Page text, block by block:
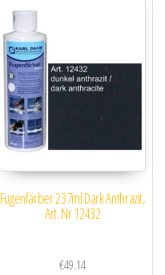
Fugenfärber 237ml Dark Anthrazit,
Art. Nr 12432
€49.14